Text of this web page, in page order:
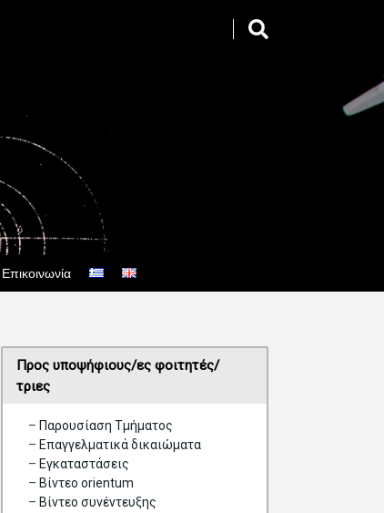
Επικοινωνία
Προς υποψήφιους/ες φοιτητές/
τριες
– Παρουσίαση Τμήματος
– Επαγγελματικά δικαιώματα
– Eγκαταστάσεις
– Βίντεο orientum
– Bίντεο συνέντευξης